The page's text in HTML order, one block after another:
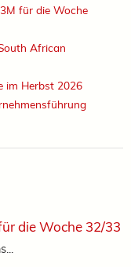
für die Woche
African
im Herbst 2026
die Woche 32/33